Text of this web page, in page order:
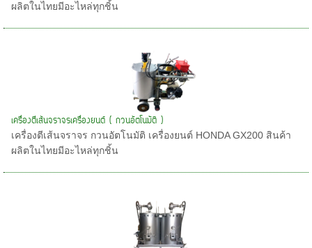
ผลิตในไทยมีอะไหล่ทุกชิ้น
เครื่องตีเส้นจราจรเครื่องยนต์ ( กวนอัตโนมัติ )
เครื่องตีเส้นจราจร กวนอัตโนมัติ เครื่องยนต์ HONDA GX200 สินค้า
ผลิตในไทยมีอะไหล่ทุกชิ้น